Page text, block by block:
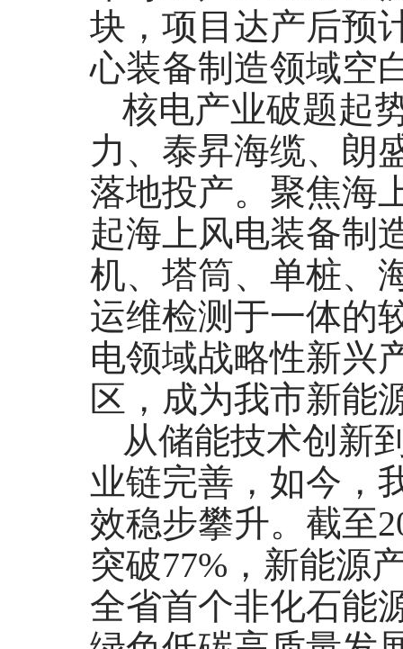
块，项目达产后预
心装备制造领域空
核电产业破题起
力、泰昇海缆、朗
落地投产。聚焦海
起海上风电装备制
机、塔筒、单桩、
运维检测于一体的
电领域战略性新兴
区，成为我市新能
从储能技术创新
业链完善，如今，
效稳步攀升。截至
突破77%，新能源
全省首个非化石能